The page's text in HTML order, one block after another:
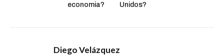
economia?
Unidos?
Diego Velázquez